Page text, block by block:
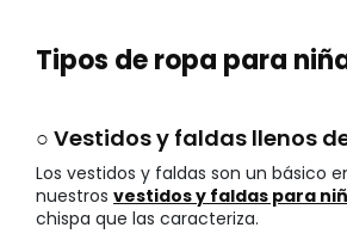
Tipos de ropa para
○ Vestidos y faldas llenos
Los vestidos y faldas son un básico
nuestros vestidos y faldas para
chispa que las caracteriza.